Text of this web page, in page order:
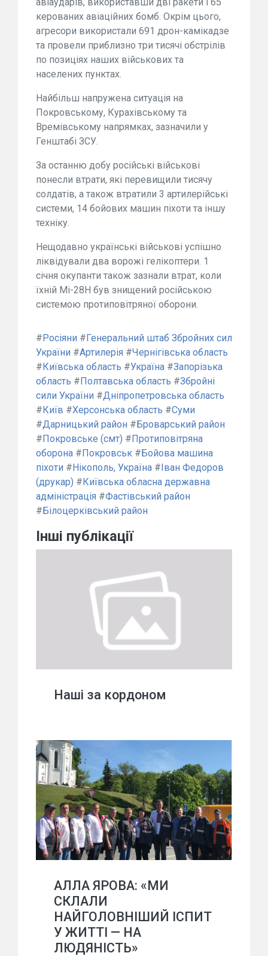
керованих авіаційних бомб. Окрім цього,
агресори використали 691 дрон-камікадзе
та провели приблизно три тисячі обстрілів
по позиціях наших військових та
населених пунктах.
Найбільш напружена ситуація на
Покровському, Курахівському та
Времівському напрямках, зазначили у
Генштабі ЗСУ.
За останню добу російські військові
понесли втрати, які перевищили тисячу
солдатів, а також втратили 3 артилерійські
системи, 14 бойових машин піхоти та іншу
техніку.
Нещодавно українські військові успішно
ліквідували два ворожі гелікоптери. 1
січня окупанти також зазнали втрат, коли
їхній Мі-28Н був знищений російською
системою протиповітряної оборони.
#Росіяни #Генеральний штаб Збройних сил
України #Артилерія #Чернігівська область
#Київська область #Україна #Запорізька
область #Полтавська область #Збройні
сили України #Дніпропетровська область
#Київ #Херсонська область #Суми
#Дарницький район #Броварський район
#Покровське (смт) #Протиповітряна
оборона #Покровськ #Бойова машина
піхоти #Нікополь, Україна #Іван Федоров
(друкар) #Київська обласна державна
адміністрація #Фастівський район
#Білоцерківський район
Інші публікації
Наші за кордоном
АЛЛА ЯРОВА: «МИ
СКЛАЛИ
НАЙГОЛОВНІШИЙ ІСПИТ
У ЖИТТІ — НА
ЛЮДЯНІСТЬ»